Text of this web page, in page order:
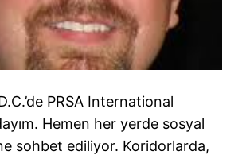
PRSA International
Hemen her yerde sosyal
sohbet ediliyor. Koridorlarda,